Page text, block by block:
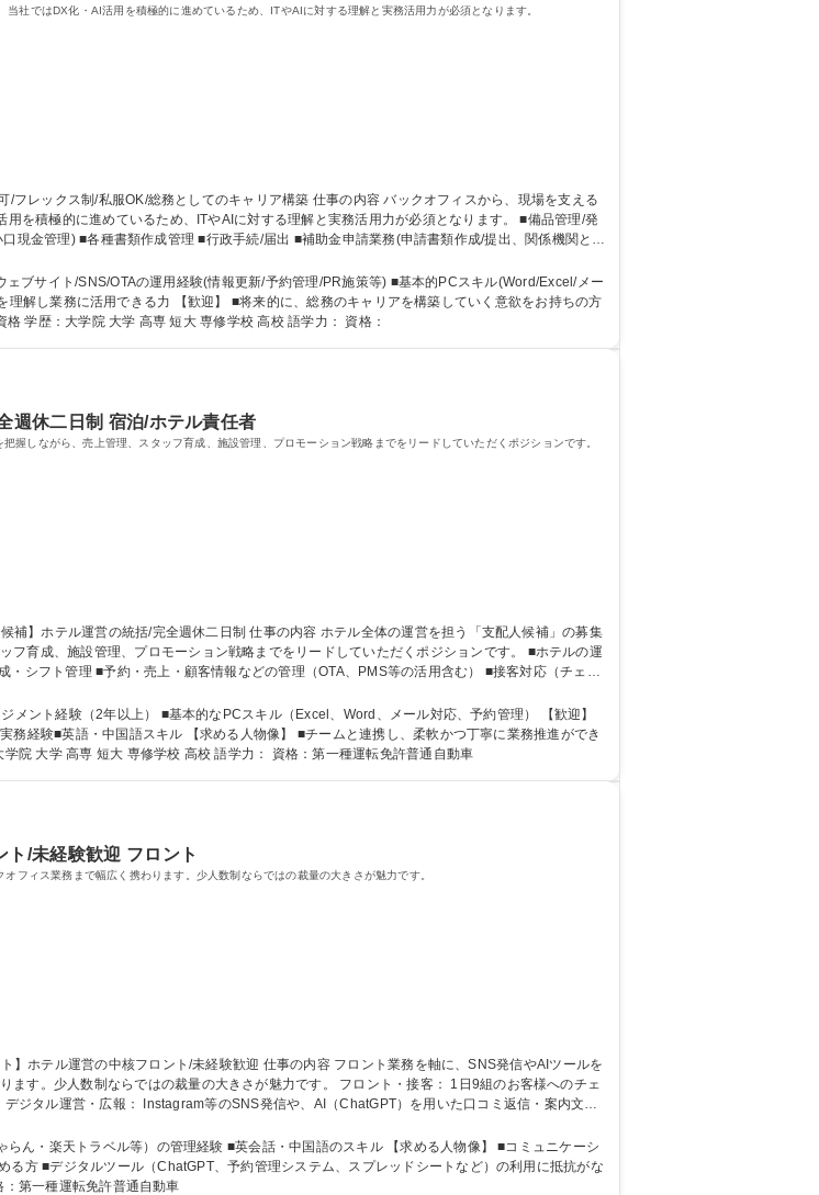
社ではDX化・AI活用を積極的に進めているため、ITやAIに対する理解と実務活用力が必須となります。
的に進めているため、ITやAIに対する理解と実務活用力が必須となります。 ■備品管理/発
現金管理) ■各種書類作成管理 ■行政手続/届出 ■補助金申請業務(申請書類作成/提出、関係機関との
/予約管理/PR企画) ■問い合わせ対応 ■ホテル業務効率化に関わるIT・AIツールの運用改善 ■デー
コミ等)を通じた経営改善補助 募集職種 【高崎市・総務】在宅勤務可/フレックス制/私服OK/総務としてのキャリア構築
ブサイト/SNS/OTAの運用経験(情報更新/予約管理/PR施策等) ■基本的PCスキル(Word/Excel/メー
興味・関心をお持ちの方 ■自発的に行動できる方 学歴・資格 学歴：大学院 大学 高専 短大 専修学校 高校 語学力： 資格：
週休二日制 宿泊/ホテル責任者
握しながら、売上管理、スタッフ育成、施設管理、プロモーション戦略までをリードしていただくポジションです。
、施設管理、プロモーション戦略までをリードしていただくポジションです。 ■ホテルの運
シフト管理 ■予約・売上・顧客情報などの管理（OTA、PMS等の活用含む） ■接客対応（チェッ
ト経験（2年以上） ■基本的なPCスキル（Excel、Word、メール対応、予約管理） 【歓迎】
経験■英語・中国語スキル 【求める人物像】 ■チームと連携し、柔軟かつ丁寧に業務推進ができ
画的に改善できる方 学歴・資格 学歴：大学院 大学 高専 短大 専修学校 高校 語学力： 資格：第一種運転免許普通自動車
ト/未経験歓迎 フロント
フィス業務まで幅広く携わります。少人数制ならではの裁量の大きさが魅力です。
裁量の大きさが魅力です。 フロント・接客： 1日9組のお客様へのチェ
ジタル運営・広報： Instagram等のSNS発信や、AI（ChatGPT）を用いた口コミ返信・案内文作
売上データの集計やシート管理、AIによる業務効率化の提案など、現場の声を経営に活かす役
中核フロント/未経験歓迎
等）の管理経験 ■英会話・中国語のスキル 【求める人物像】 ■コミュニケーシ
方 ■デジタルツール（ChatGPT、予約管理システム、スプレッドシートなど）の利用に抵抗がな
：第一種運転免許普通自動車